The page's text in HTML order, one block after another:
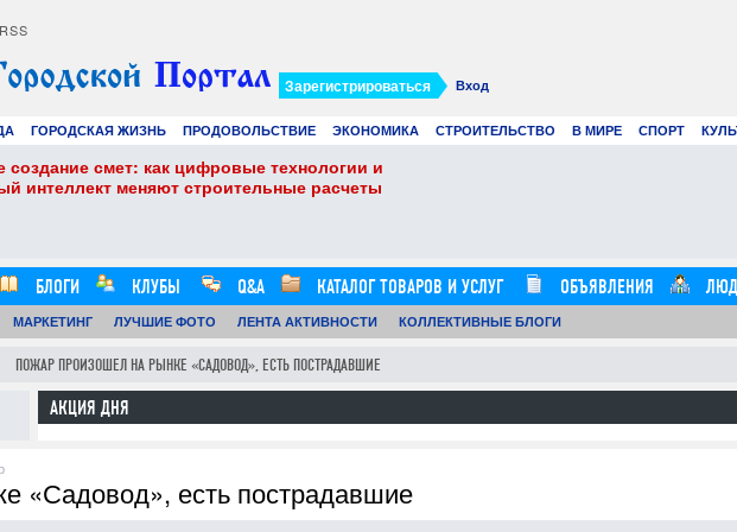
RSS
Вход
Зарегистрироваться
ГОРОДСКАЯ ЖИЗНЬ ПРОДОВОЛЬСТВИЕ ЭКОНОМИКА СТРОИТЕЛЬСТВО В МИРЕ СПОРТ
создание смет: как цифровые технологии и
интеллект меняют строительные расчеты
БЛОГИ КЛУБЫ Q&A КАТАЛОГ ТОВАРОВ И УСЛУГ ОБЪЯВЛЕНИЯ
МАРКЕТИНГ ЛУЧШИЕ ФОТО ЛЕНТА АКТИВНОСТИ КОЛЛЕКТИВНЫЕ БЛОГИ
ПОЖАР ПРОИЗОШЕЛ НА РЫНКЕ «САДОВОД», ЕСТЬ ПОСТРАДАВШИЕ
АКЦИЯ ДНЯ
«Садовод», есть пострадавшие